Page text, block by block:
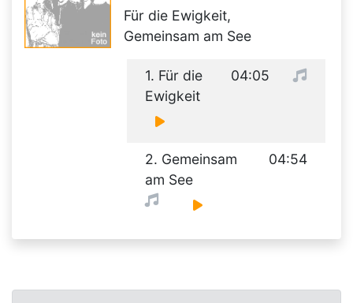
Für die Ewigkeit,
Gemeinsam am See
1. Für die
Ewigkeit
04:05
2. Gemeinsam
am See
04:54